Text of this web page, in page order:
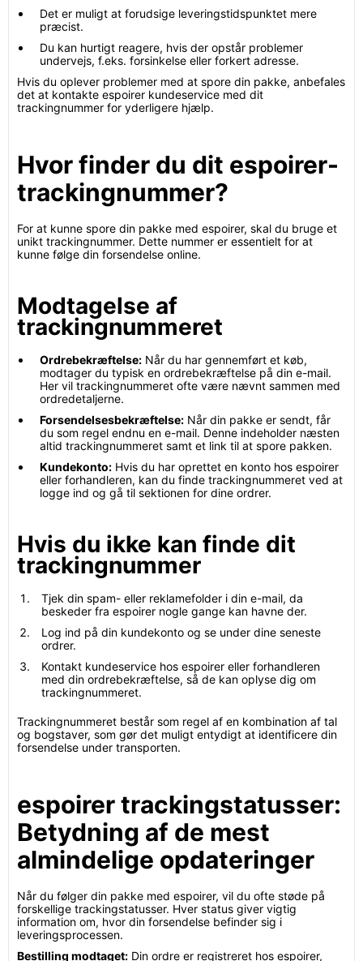
Det er muligt at forudsige leveringstidspunktet mere
præcist.
Du kan hurtigt reagere, hvis der opstår problemer
undervejs, f.eks. forsinkelse eller forkert adresse.
Hvis du oplever problemer med at spore din pakke, anbefales
det at kontakte espoirer kundeservice med dit
trackingnummer for yderligere hjælp.
Hvor finder du dit espoirer-
trackingnummer?
For at kunne spore din pakke med espoirer, skal du bruge et
unikt trackingnummer. Dette nummer er essentielt for at
kunne følge din forsendelse online.
Modtagelse af
trackingnummeret
Ordrebekræftelse: Når du har gennemført et køb,
modtager du typisk en ordrebekræftelse på din e-mail.
Her vil trackingnummeret ofte være nævnt sammen med
ordredetaljerne.
Forsendelsesbekræftelse: Når din pakke er sendt, får
du som regel endnu en e-mail. Denne indeholder næsten
altid trackingnummeret samt et link til at spore pakken.
Kundekonto: Hvis du har oprettet en konto hos espoirer
eller forhandleren, kan du finde trackingnummeret ved at
logge ind og gå til sektionen for dine ordrer.
Hvis du ikke kan finde dit
trackingnummer
Tjek din spam- eller reklamefolder i din e-mail, da
beskeder fra espoirer nogle gange kan havne der.
Log ind på din kundekonto og se under dine seneste
ordrer.
Kontakt kundeservice hos espoirer eller forhandleren
med din ordrebekræftelse, så de kan oplyse dig om
trackingnummeret.
Trackingnummeret består som regel af en kombination af tal
og bogstaver, som gør det muligt entydigt at identificere din
forsendelse under transporten.
espoirer trackingstatusser:
Betydning af de mest
almindelige opdateringer
Når du følger din pakke med espoirer, vil du ofte støde på
forskellige trackingstatusser. Hver status giver vigtig
information om, hvor din forsendelse befinder sig i
leveringsprocessen.
Bestilling modtaget: Din ordre er registreret hos espoirer,